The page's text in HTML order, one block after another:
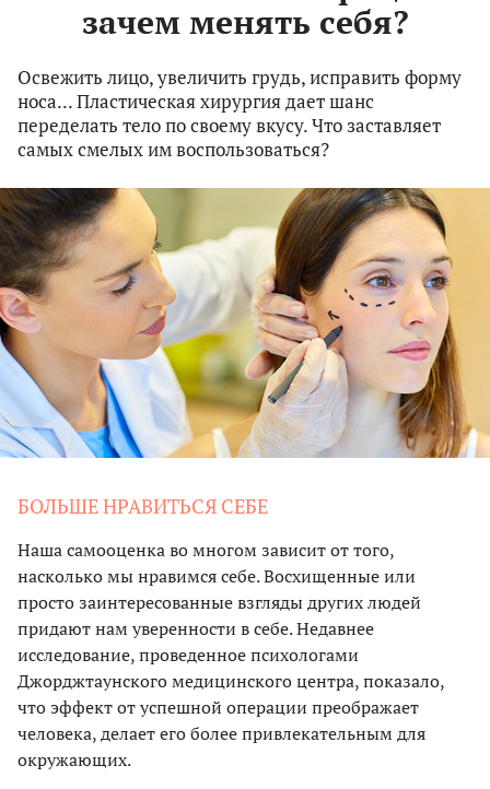
зачем менять себя?
Освежить лицо, увеличить грудь, исправить форму
носа... Пластическая хирургия дает шанс
переделать тело по своему вкусу. Что заставляет
самых смелых им воспользоваться?
БОЛЬШЕ НРАВИТЬСЯ СЕБЕ
Наша самооценка во многом зависит от того,
насколько мы нравимся себе. Восхищенные или
просто заинтересованные взгляды других людей
придают нам уверенности в себе. Недавнее
исследование, проведенное психологами
Джорджтаунского медицинского центра, показало,
что эффект от успешной операции преображает
человека, делает его более привлекательным для
окружающих.